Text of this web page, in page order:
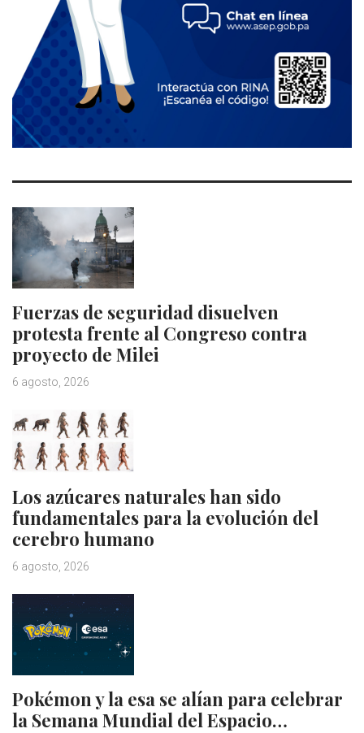
Fuerzas de seguridad disuelven
protesta frente al Congreso contra
proyecto de Milei
6 agosto, 2026
Los azúcares naturales han sido
fundamentales para la evolución del
cerebro humano
6 agosto, 2026
Pokémon y la esa se alían para celebrar
la Semana Mundial del Espacio…